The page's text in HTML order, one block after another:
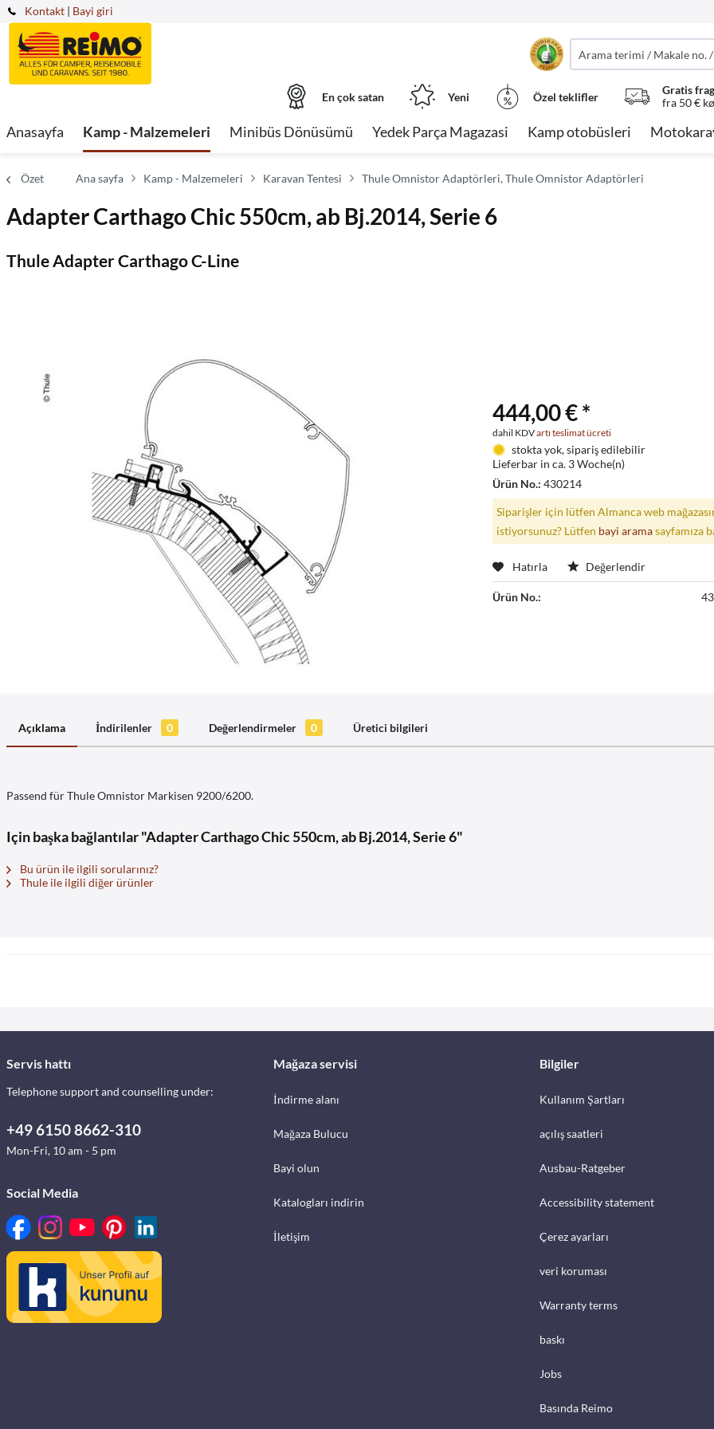
Kontakt | Bayi giri
En çok satan Yeni Özel teklifler
Gratis
fra 50 €
Anasayfa Kamp - Malzemeleri Minibüs Dönüsümü Yedek Parça Magazasi Kamp otobüsleri
Özet Ana sayfa Kamp - Malzemeleri Karavan Tentesi Thule Omnistor Adaptörleri, Thule Omnistor Adaptörleri
Adapter Carthago Chic 550cm, ab Bj.2014, Serie 6
Thule Adapter Carthago C-Line
444,00 € *
dahil KDVartı teslimat ücreti
stokta yok, sipariş edilebilir
Lieferbar in ca. 3 Woche(n)
Ürün No.:430214
Siparişler için lütfen Almanca web
istiyorsunuz? Lütfen bayi aramasayfamıza
Hatırla Değerlendir
Ürün No.:
Açıklama İndirilenler 0 Değerlendirmeler 0 Üretici bilgileri
Passend für Thule Omnistor Markisen 9200/6200.
Için başka bağlantılar "Adapter Carthago Chic 550cm, ab Bj.2014, Serie 6"
Bu ürün ile ilgili sorularınız?
Thule ile ilgili diğer ürünler
Servis hattı
Telephone support and counselling under:
+49 6150 8662-310
Mon-Fri, 10 am - 5 pm
Social Media
Mağaza servisi
İndirme alanı
Mağaza Bulucu
Bayi olun
Katalogları indirin
İletişim
Bilgiler
Kullanım Şartları
açılış saatleri
Ausbau-Ratgeber
Accessibility statement
Çerez ayarları
veri koruması
Warranty terms
baskı
Jobs
Basında Reimo